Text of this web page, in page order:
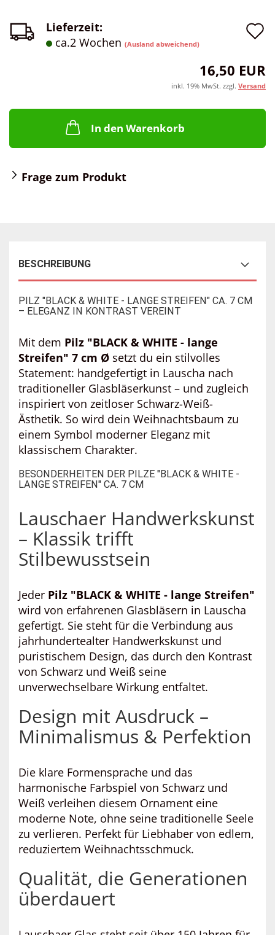
Lieferzeit:
ca.2 Wochen (Ausland abweichend)
16,50 EUR
inkl. 19% MwSt. zzgl. Versand
In den Warenkorb
Frage zum Produkt
BESCHREIBUNG
PILZ "BLACK & WHITE - LANGE STREIFEN" CA. 7 CM
– ELEGANZ IN KONTRAST VEREINT
Mit dem Pilz "BLACK & WHITE - lange
Streifen" 7 cm Ø setzt du ein stilvolles
Statement: handgefertigt in Lauscha nach
traditioneller Glasbläserkunst – und zugleich
inspiriert von zeitloser Schwarz-Weiß-
Ästhetik. So wird dein Weihnachtsbaum zu
einem Symbol moderner Eleganz mit
klassischem Charakter.
BESONDERHEITEN DER PILZE "BLACK & WHITE -
LANGE STREIFEN" CA. 7 CM
Lauschaer Handwerkskunst
– Klassik trifft
Stilbewusstsein
Jeder Pilz "BLACK & WHITE - lange Streifen"
wird von erfahrenen Glasbläsern in Lauscha
gefertigt. Sie steht für die Verbindung aus
jahrhundertealter Handwerkskunst und
puristischem Design, das durch den Kontrast
von Schwarz und Weiß seine
unverwechselbare Wirkung entfaltet.
Design mit Ausdruck –
Minimalismus & Perfektion
Die klare Formensprache und das
harmonische Farbspiel von Schwarz und
Weiß verleihen diesem Ornament eine
moderne Note, ohne seine traditionelle Seele
zu verlieren. Perfekt für Liebhaber von edlem,
reduziertem Weihnachtsschmuck.
Qualität, die Generationen
überdauert